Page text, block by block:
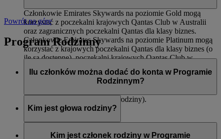
Członkowie Emirates Skywards na poziomie Gold mogą
korzystać z poczekalni krajowych Qantas Club w Australii
oraz zagranicznych poczekalni Qantas dla klasy biznes.
Członkowie Emirates Skywards na poziomie Platinum mogą
korzystać z krajowych poczekalni Qantas dla klasy biznes (o
ile są dostępne), poczekalni krajowych Qantas Club w
Australii oraz zagranicznych poczekalni Qantas dla klasy
biznes.
Powrót na górę
Program Rodzinny
Ilu członków można dodać do konta w Programie
Rodzinnym?
Ośmiu (włączając w to głowę rodziny).
Kim jest głowa rodziny?
w Programie Rodzinnym, dodawanie i usuwanie członków,
Kim jest członek rodziny w Programie